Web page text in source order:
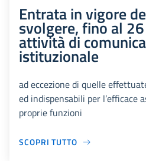
Entrata in vigore
svolgere, fino al
attività di
istituzionale
ad eccezione di quelle
ed indispensabili per l’efficace
proprie funzioni
SCOPRI TUTTO